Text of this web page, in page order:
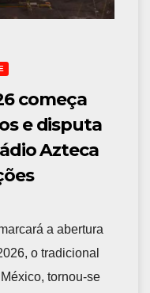
começa
e disputa
Azteca
a abertura
o tradicional
tornou-se